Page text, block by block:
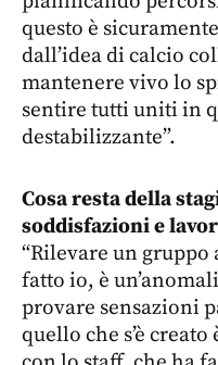
questo è
dall’idea di calcio
mantenere vivo lo
sentire tutti uniti in
destabilizzante”.
Cosa resta della
soddisfazioni e
“Rilevare un gruppo
fatto io, è
provare sensazioni
quello che s’è